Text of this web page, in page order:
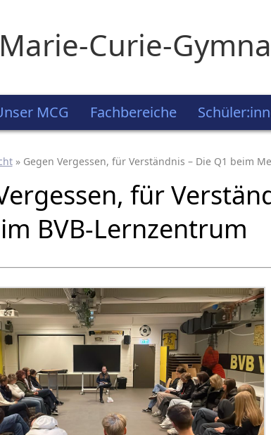
Marie-Curie-
MCG Fachbereiche
» Gegen Vergessen, für Verständnis – Die Q1 beim
für
BVB-Lernzentrum